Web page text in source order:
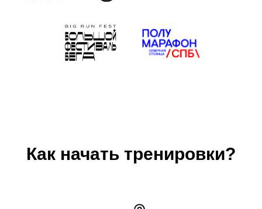
Как начать тренировки?